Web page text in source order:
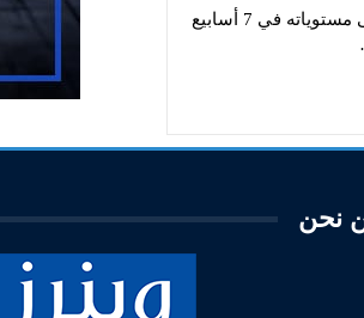
الدولار قرب أدنى مستوياته في 7 أسابيع
نحن